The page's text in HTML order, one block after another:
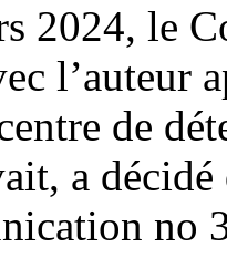
2024, le
l’auteur
de
a décidé
no